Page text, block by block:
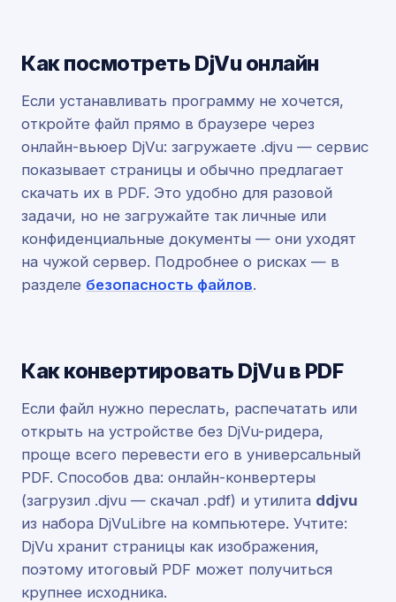
Как посмотреть DjVu онлайн
Если устанавливать программу не хочется,
откройте файл прямо в браузере через
онлайн-вьюер DjVu: загружаете .djvu — сервис
показывает страницы и обычно предлагает
скачать их в PDF. Это удобно для разовой
задачи, но не загружайте так личные или
конфиденциальные документы — они уходят
на чужой сервер. Подробнее о рисках — в
разделе безопасность файлов.
Как конвертировать DjVu в PDF
Если файл нужно переслать, распечатать или
открыть на устройстве без DjVu-ридера,
проще всего перевести его в универсальный
PDF. Способов два: онлайн-конвертеры
(загрузил .djvu — скачал .pdf) и утилита ddjvu
из набора DjVuLibre на компьютере. Учтите:
DjVu хранит страницы как изображения,
поэтому итоговый PDF может получиться
крупнее исходника.